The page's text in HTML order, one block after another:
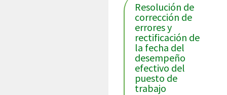
Resolución de
corrección de
errores y
rectificación de
la fecha del
desempeño
efectivo del
puesto de
trabajo